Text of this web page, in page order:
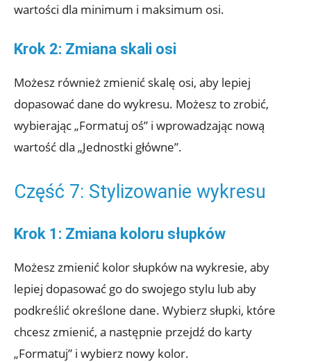
wartości dla minimum i maksimum osi.
Krok 2: Zmiana skali osi
Możesz również zmienić skalę osi, aby lepiej
dopasować dane do wykresu. Możesz to zrobić,
wybierając „Formatuj oś” i wprowadzając nową
wartość dla „Jednostki główne”.
Część 7: Stylizowanie wykresu
Krok 1: Zmiana koloru słupków
Możesz zmienić kolor słupków na wykresie, aby
lepiej dopasować go do swojego stylu lub aby
podkreślić określone dane. Wybierz słupki, które
chcesz zmienić, a następnie przejdź do karty
„Formatuj” i wybierz nowy kolor.